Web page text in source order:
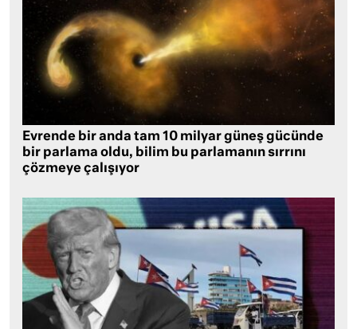
Evrende bir anda tam 10 milyar güneş gücünde
bir parlama oldu, bilim bu parlamanın sırrını
çözmeye çalışıyor